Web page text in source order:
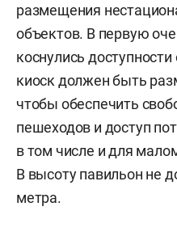
размещения
объектов. В первую
коснулись
киоск должен быть
чтобы обеспечить
пешеходов и доступ
в том числе и для
В высоту павильон не
метра.